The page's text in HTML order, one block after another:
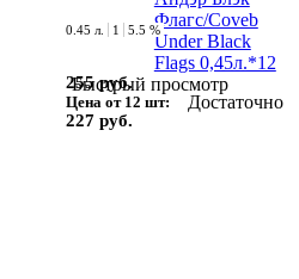
Быстрый просмотр
0.45 л. 1 5.5 %
255 руб.
Цена от 12 шт:
227 руб.
Достаточно